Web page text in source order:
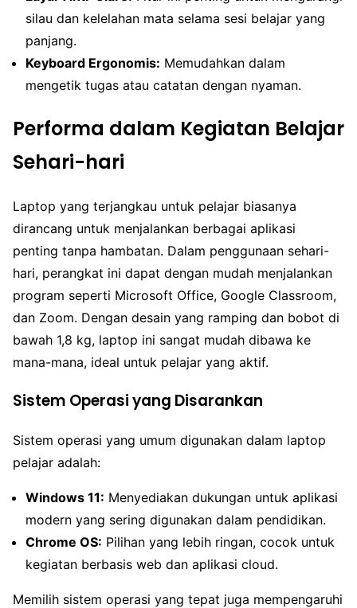
silau dan kelelahan mata selama sesi belajar yang
panjang.
Keyboard Ergonomis: Memudahkan dalam
mengetik tugas atau catatan dengan nyaman.
Performa dalam Kegiatan Belajar
Sehari-hari
Laptop yang terjangkau untuk pelajar biasanya
dirancang untuk menjalankan berbagai aplikasi
penting tanpa hambatan. Dalam penggunaan sehari-
hari, perangkat ini dapat dengan mudah menjalankan
program seperti Microsoft Office, Google Classroom,
dan Zoom. Dengan desain yang ramping dan bobot di
bawah 1,8 kg, laptop ini sangat mudah dibawa ke
mana-mana, ideal untuk pelajar yang aktif.
Sistem Operasi yang Disarankan
Sistem operasi yang umum digunakan dalam laptop
pelajar adalah:
Windows 11: Menyediakan dukungan untuk aplikasi
modern yang sering digunakan dalam pendidikan.
Chrome OS: Pilihan yang lebih ringan, cocok untuk
kegiatan berbasis web dan aplikasi cloud.
Memilih sistem operasi yang tepat juga mempengaruhi